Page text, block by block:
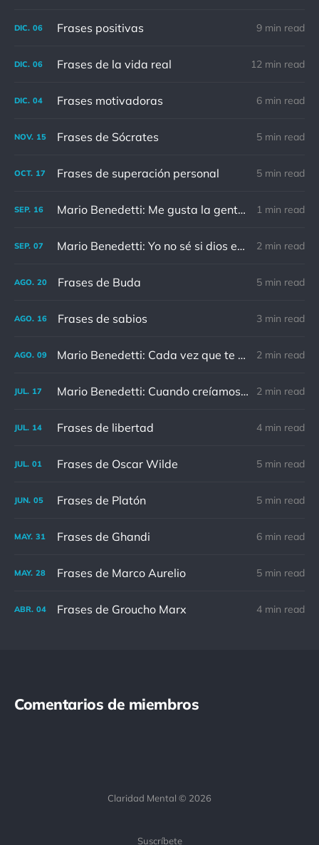
DIC. 06 Frases positivas 9 min read
DIC. 06 Frases de la vida real 12 min read
DIC. 04 Frases motivadoras 6 min read
NOV. 15 Frases de Sócrates 5 min read
OCT. 17 Frases de superación personal 5 min read
SEP. 16 Mario Benedetti: Me gusta la gente capaz de entender que el mayor error del ser humano, es intentar sacarse de la cabeza aquello que sale del corazón 1 min read
SEP. 07 Mario Benedetti: Yo no sé si dios existe, pero si existe, sé que no le va a molestar mi duda. 2 min read
AGO. 20 Frases de Buda 5 min read
AGO. 16 Frases de sabios 3 min read
AGO. 09 Mario Benedetti: Cada vez que te enamores no expliques a nadie nada, deja que el amor te invada sin entrar en pormenores. 2 min read
JUL. 17 Mario Benedetti: Cuando creíamos que teníamos todas las respuestas de pronto cambiaron todas las preguntas. 2 min read
JUL. 14 Frases de libertad 4 min read
JUL. 01 Frases de Oscar Wilde 5 min read
JUN. 05 Frases de Platón 5 min read
MAY. 31 Frases de Ghandi 6 min read
MAY. 28 Frases de Marco Aurelio 5 min read
ABR. 04 Frases de Groucho Marx 4 min read
Comentarios de miembros
Claridad Mental © 2026
Suscríbete